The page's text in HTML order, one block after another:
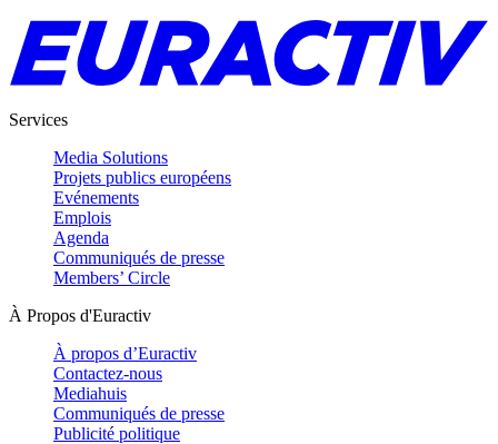
Services
Media Solutions
Projets publics européens
Evénements
Emplois
Agenda
Communiqués de presse
Members’ Circle
À Propos d'Euractiv
À propos d’Euractiv
Contactez-nous
Mediahuis
Communiqués de presse
Publicité politique